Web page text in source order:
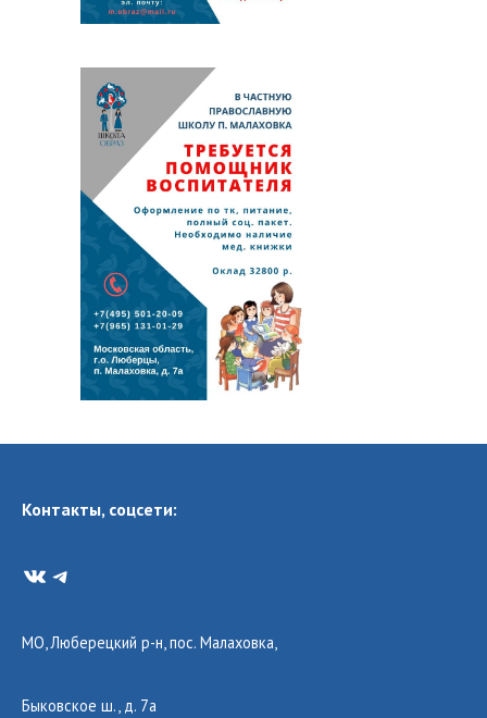
Контакты, соцсети:
VKTelegram
МО, Люберецкий р-н, пос. Малаховка,
Быковское ш., д. 7а